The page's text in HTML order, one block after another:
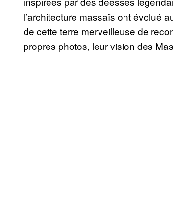
l’architecture massaïs ont évolué
de cette terre merveilleuse de
propres photos, leur vision des